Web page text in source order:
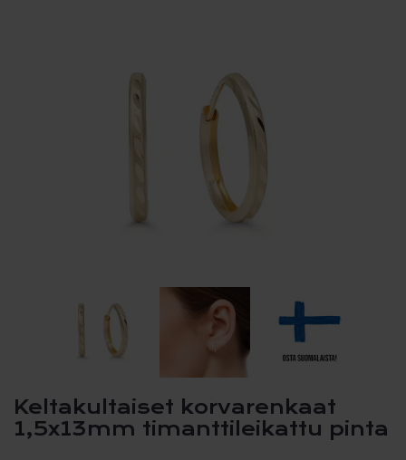
Keltakultaiset korvarenkaat
1,5x13mm timanttileikattu pinta